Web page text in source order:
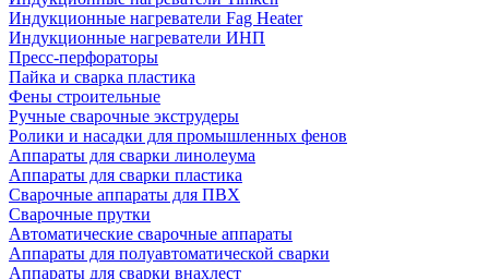
Индукционные нагреватели Fag Heater
Индукционные нагреватели ИНП
Пресс-перфораторы
Пайка и сварка пластика
Фены строительные
Ручные сварочные экструдеры
Ролики и насадки для промышленных фенов
Аппараты для сварки линолеума
Аппараты для сварки пластика
Сварочные аппараты для ПВХ
Сварочные прутки
Автоматические сварочные аппараты
Аппараты для полуавтоматической сварки
Аппараты для сварки внахлест